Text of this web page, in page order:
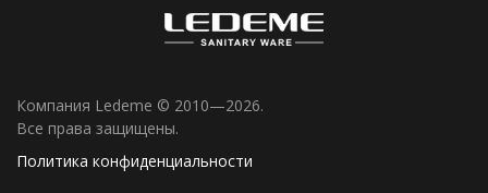
Компания Ledeme © 2010—2026.
Все права защищены.
Политика конфиденциальности